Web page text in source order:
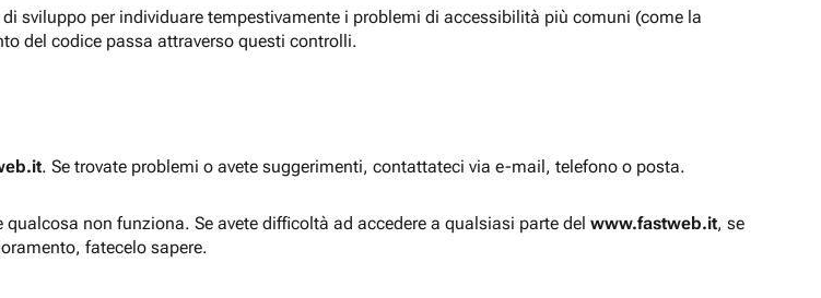
sviluppo per individuare tempestivamente i problemi di accessibilità più comuni (come la
del codice passa attraverso questi controlli.
. Se trovate problemi o avete suggerimenti, contattateci via e-mail, telefono o posta.
non funziona. Se avete difficoltà ad accedere a qualsiasi parte del www.fastweb.it, se
fatecelo sapere.